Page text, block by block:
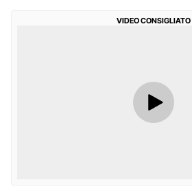
VIDEO CONSIGLIATO